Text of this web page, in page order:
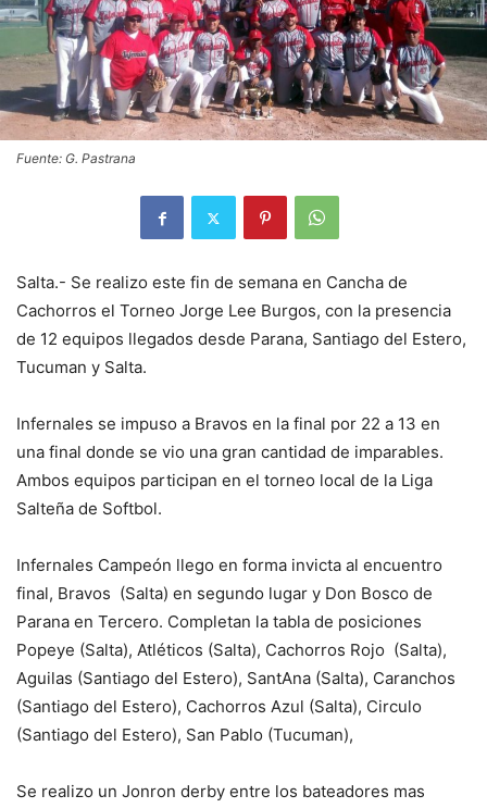
Fuente: G. Pastrana
Salta.- Se realizo este fin de semana en Cancha de
Cachorros el Torneo Jorge Lee Burgos, con la presencia
de 12 equipos llegados desde Parana, Santiago del Estero,
Tucuman y Salta.
Infernales se impuso a Bravos en la final por 22 a 13 en
una final donde se vio una gran cantidad de imparables.
Ambos equipos participan en el torneo local de la Liga
Salteña de Softbol.
Infernales Campeón llego en forma invicta al encuentro
final, Bravos (Salta) en segundo lugar y Don Bosco de
Parana en Tercero. Completan la tabla de posiciones
Popeye (Salta), Atléticos (Salta), Cachorros Rojo (Salta),
Aguilas (Santiago del Estero), SantAna (Salta), Caranchos
(Santiago del Estero), Cachorros Azul (Salta), Circulo
(Santiago del Estero), San Pablo (Tucuman),
Se realizo un Jonron derby entre los bateadores mas